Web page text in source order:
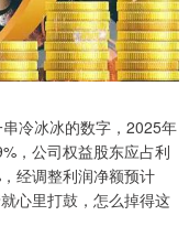
冷冰冰的数字，2025年
，公司权益股东应占利
经调整利润净额预计
心里打鼓，怎么掉得这